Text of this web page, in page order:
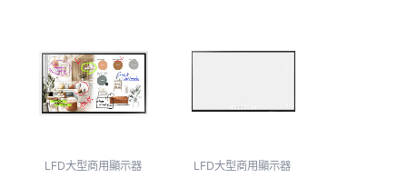
LFD大型商用顯示器 LFD大型商用顯示器